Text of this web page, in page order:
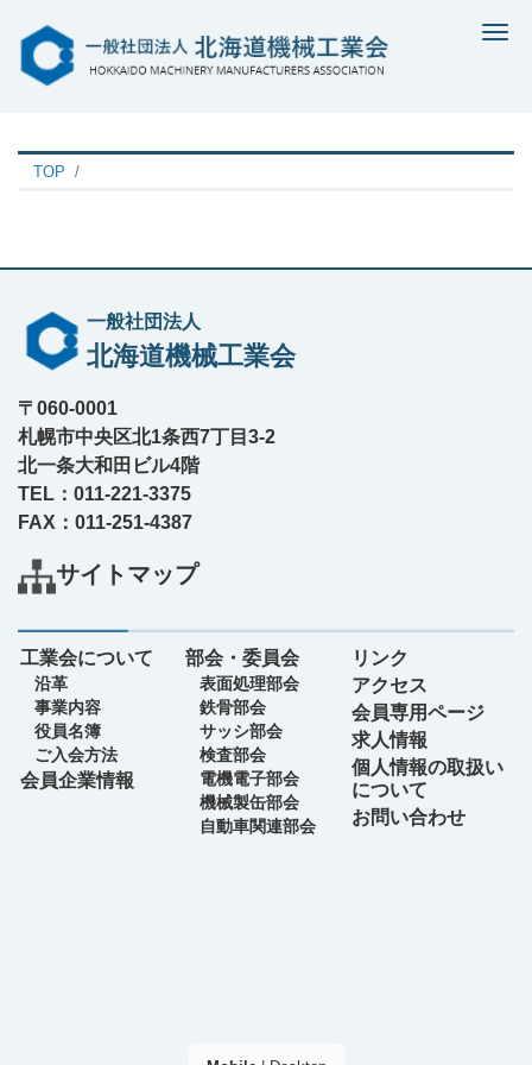
TOP
一般社団法人
北海道機械工業会
〒060-0001
札幌市中央区北1条西7丁目3-2
北一条大和田ビル4階
TEL：011-221-3375
FAX：011-251-4387
サイトマップ
工業会について
沿革
事業内容
役員名簿
ご入会方法
会員企業情報
部会・委員会
表面処理部会
鉄骨部会
サッシ部会
検査部会
電機電子部会
機械製缶部会
自動車関連部会
リンク
アクセス
会員専用ページ
求人情報
個人情報の取扱い
について
お問い合わせ